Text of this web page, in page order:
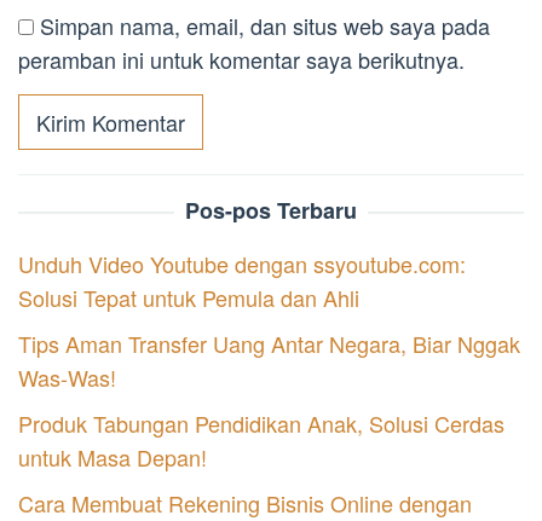
Simpan nama, email, dan situs web saya pada
peramban ini untuk komentar saya berikutnya.
Pos-pos Terbaru
Unduh Video Youtube dengan ssyoutube.com:
Solusi Tepat untuk Pemula dan Ahli
Tips Aman Transfer Uang Antar Negara, Biar Nggak
Was-Was!
Produk Tabungan Pendidikan Anak, Solusi Cerdas
untuk Masa Depan!
Cara Membuat Rekening Bisnis Online dengan